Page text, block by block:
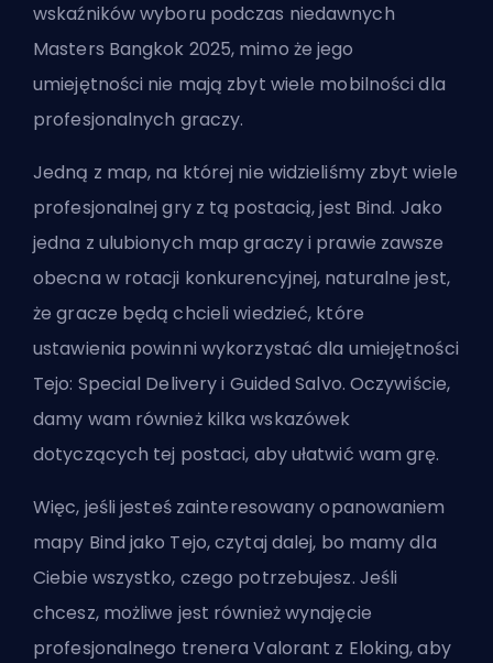
wskaźników wyboru podczas niedawnych
Masters Bangkok 2025, mimo że jego
umiejętności nie mają zbyt wiele mobilności dla
profesjonalnych graczy.
Jedną z map, na której nie widzieliśmy zbyt wiele
profesjonalnej gry z tą postacią, jest Bind. Jako
jedna z ulubionych map graczy i prawie zawsze
obecna w rotacji konkurencyjnej, naturalne jest,
że gracze będą chcieli wiedzieć, które
ustawienia powinni wykorzystać dla umiejętności
Tejo: Special Delivery i Guided Salvo. Oczywiście,
damy wam również kilka wskazówek
dotyczących tej postaci, aby ułatwić wam grę.
Więc, jeśli jesteś zainteresowany opanowaniem
mapy Bind jako Tejo, czytaj dalej, bo mamy dla
Ciebie wszystko, czego potrzebujesz. Jeśli
chcesz, możliwe jest równieżwynajęcie
profesjonalnego trenera Valorant z Eloking, aby